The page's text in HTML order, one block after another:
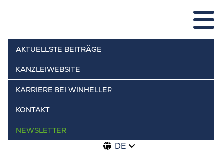
AKTUELLSTE BEITRÄGE
KANZLEIWEBSITE
KARRIERE BEI WINHELLER
KONTAKT
NEWSLETTER
DE